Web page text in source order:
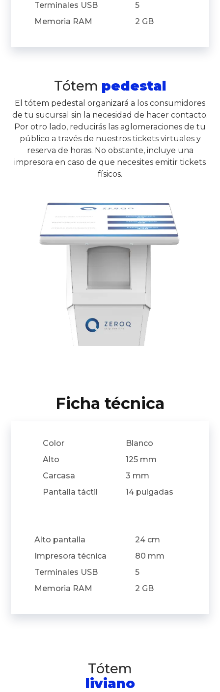
Terminales USB
Memoria RAM
5
2 GB
Tótem pedestal
El tótem pedestal organizará a los consumidores
de tu sucursal sin la necesidad de hacer contacto.
Por otro lado, reducirás las aglomeraciones de tu
público a través de nuestros tickets virtuales y
reserva de horas. No obstante, incluye una
impresora en caso de que necesites emitir tickets
físicos.
Ficha técnica
Color
Alto
Carcasa
Pantalla táctil
Blanco
125 mm
3 mm
14 pulgadas
Alto pantalla
Impresora técnica
Terminales USB
Memoria RAM
24 cm
80 mm
5
2 GB
Tótem
liviano